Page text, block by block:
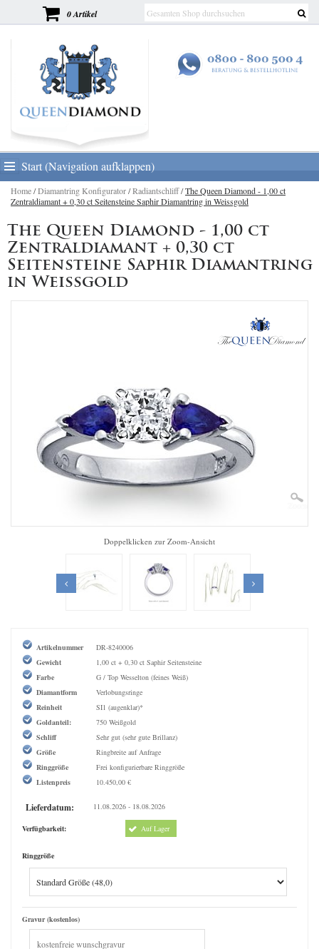
0 Artikel
Start (Navigation aufklappen)
Home/Diamantring Konfigurator/Radiantschliff/The Queen Diamond - 1,00 ct
Zentraldiamant + 0,30 ct Seitensteine Saphir Diamantring in Weissgold
The Queen Diamond - 1,00 ct
Zentraldiamant + 0,30 ct
Seitensteine Saphir Diamantring
in Weissgold
Zoom
Doppelklicken zur Zoom-Ansicht
Artikelnummer
DR-8240006
Gewicht
1,00 ct + 0,30 ct Saphir Seitensteine
Farbe
G / Top Wesselton (feines Weiß)
Diamantform
Verlobungsringe
Reinheit
SI1 (augenklar)*
Goldanteil:
750 Weißgold
Schliff
Sehr gut (sehr gute Brillanz)
Größe
Ringbreite auf Anfrage
Ringgröße
Frei konfigurierbare Ringgröße
Listenpreis
10.450,00 €
Lieferdatum: 11.08.2026 - 18.08.2026
Verfügbarkeit: Auf Lager
Ringgröße
Gravur (kostenlos)